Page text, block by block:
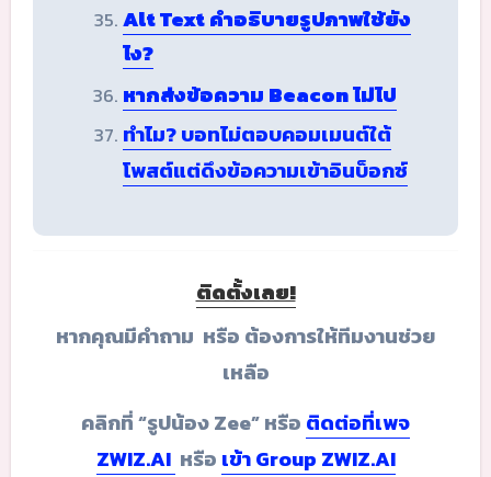
Alt Text คำอธิบายรูปภาพใช้ยัง
ไง?
หากส่งข้อความ Beacon ไม่ไป
ทำไม? บอทไม่ตอบคอมเมนต์ใต้
โพสต์แต่ดึงข้อความเข้าอินบ็อกซ์
ติดตั้งเลย!
หากคุณมีคำถาม หรือ ต้องการให้ทีมงานช่วย
เหลือ
คลิกที่ “รูปน้อง Zee” หรือ ติดต่อที่เพจ
ZWIZ.AI หรือ เข้า Group ZWIZ.AI